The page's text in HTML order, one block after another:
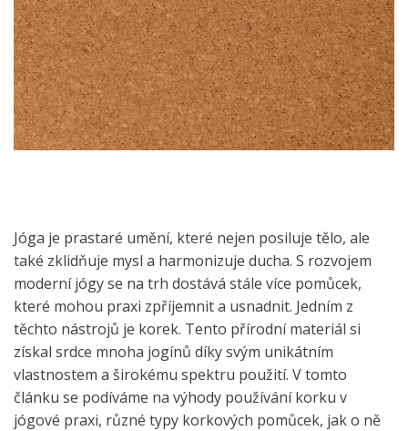
Jóga je prastaré umění, které nejen posiluje tělo, ale
také zklidňuje mysl a harmonizuje ducha. S rozvojem
moderní jógy se na trh dostává stále více pomůcek,
které mohou praxi zpříjemnit a usnadnit. Jedním z
těchto nástrojů je korek. Tento přírodní materiál si
získal srdce mnoha jogínů díky svým unikátním
vlastnostem a širokému spektru použití. V tomto
článku se podíváme na výhody používání korku v
jógové praxi, různé typy korkových pomůcek, jak o ně